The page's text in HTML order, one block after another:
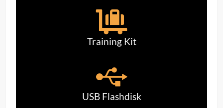
Training Kit
USB Flashdisk